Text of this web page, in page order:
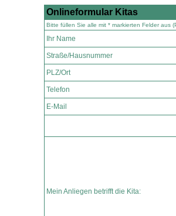
Onlineformular Kitas
Bitte füllen Sie alle mit * markierten Felder aus
Ihr Name
Straße/Hausnummer
PLZ/Ort
Telefon
E-Mail
Mein Anliegen betrifft die Kita: